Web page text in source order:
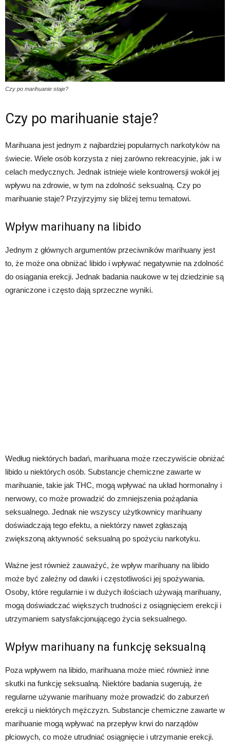
Czy po marihuanie staje?
Czy po marihuanie staje?
Marihuana jest jednym z najbardziej popularnych narkotyków na
świecie. Wiele osób korzysta z niej zarówno rekreacyjnie, jak i w
celach medycznych. Jednak istnieje wiele kontrowersji wokół jej
wpływu na zdrowie, w tym na zdolność seksualną. Czy po
marihuanie staje? Przyjrzyjmy się bliżej temu tematowi.
Wpływ marihuany na libido
Jednym z głównych argumentów przeciwników marihuany jest
to, że może ona obniżać libido i wpływać negatywnie na zdolność
do osiągania erekcji. Jednak badania naukowe w tej dziedzinie są
ograniczone i często dają sprzeczne wyniki.
Według niektórych badań, marihuana może rzeczywiście obniżać
libido u niektórych osób. Substancje chemiczne zawarte w
marihuanie, takie jak THC, mogą wpływać na układ hormonalny i
nerwowy, co może prowadzić do zmniejszenia pożądania
seksualnego. Jednak nie wszyscy użytkownicy marihuany
doświadczają tego efektu, a niektórzy nawet zgłaszają
zwiększoną aktywność seksualną po spożyciu narkotyku.
Ważne jest również zauważyć, że wpływ marihuany na libido
może być zależny od dawki i częstotliwości jej spożywania.
Osoby, które regularnie i w dużych ilościach używają marihuany,
mogą doświadczać większych trudności z osiągnięciem erekcji i
utrzymaniem satysfakcjonującego życia seksualnego.
Wpływ marihuany na funkcję seksualną
Poza wpływem na libido, marihuana może mieć również inne
skutki na funkcję seksualną. Niektóre badania sugerują, że
regularne używanie marihuany może prowadzić do zaburzeń
erekcji u niektórych mężczyzn. Substancje chemiczne zawarte w
marihuanie mogą wpływać na przepływ krwi do narządów
płciowych, co może utrudniać osiągnięcie i utrzymanie erekcji.